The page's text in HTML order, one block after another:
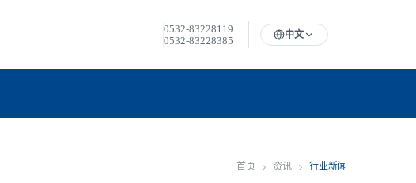
0532-83228119
0532-83228385
中文
首页 资讯 行业新闻